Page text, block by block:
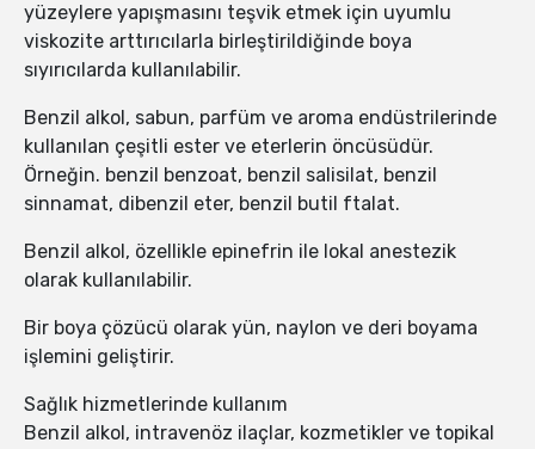
yüzeylere yapışmasını teşvik etmek için uyumlu
viskozite arttırıcılarla birleştirildiğinde boya
sıyırıcılarda kullanılabilir.
Benzil alkol, sabun, parfüm ve aroma endüstrilerinde
kullanılan çeşitli ester ve eterlerin öncüsüdür.
Örneğin. benzil benzoat, benzil salisilat, benzil
sinnamat, dibenzil eter, benzil butil ftalat.
Benzil alkol, özellikle epinefrin ile lokal anestezik
olarak kullanılabilir.
Bir boya çözücü olarak yün, naylon ve deri boyama
işlemini geliştirir.
Sağlık hizmetlerinde kullanım
Benzil alkol, intravenöz ilaçlar, kozmetikler ve topikal